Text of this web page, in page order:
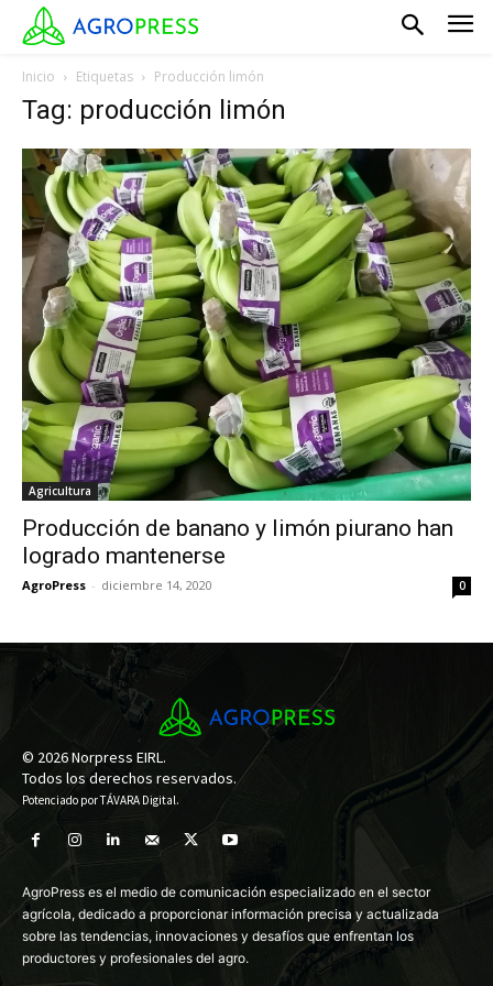
Inicio Etiquetas Producción limón
Tag: producción limón
Agricultura
Producción de banano y limón piurano han
logrado mantenerse
AgroPress - diciembre 14, 2020 0
© 2026 Norpress EIRL.
Todos los derechos reservados.
Potenciado porTÁVARA Digital.
AgroPress es el medio de comunicación especializado en el sector
agrícola, dedicado a proporcionar información precisa y actualizada
sobre las tendencias, innovaciones y desafíos que enfrentan los
productores y profesionales del agro.